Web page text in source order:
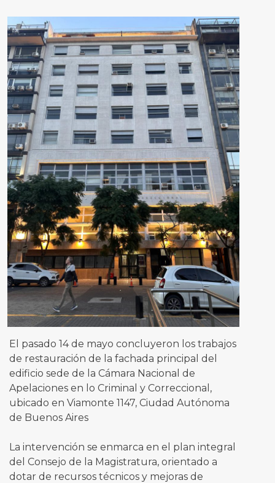
El pasado 14 de mayo concluyeron los trabajos
de restauración de la fachada principal del
edificio sede de la Cámara Nacional de
Apelaciones en lo Criminal y Correccional,
ubicado en Viamonte 1147, Ciudad Autónoma
de Buenos Aires
La intervención se enmarca en el plan integral
del Consejo de la Magistratura, orientado a
dotar de recursos técnicos y mejoras de